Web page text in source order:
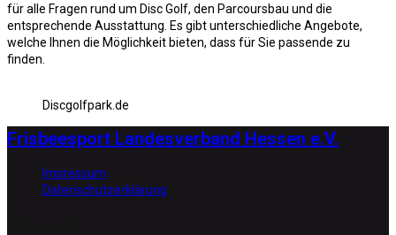
für alle Fragen rund um Disc Golf, den Parcoursbau und die
entsprechende Ausstattung. Es gibt unterschiedliche Angebote,
welche Ihnen die Möglichkeit bieten, dass für Sie passende zu
finden.
Discgolfpark.de
Frisbeesport Landesverband Hessen e.V.
Impressum
Datenschutzerklärung